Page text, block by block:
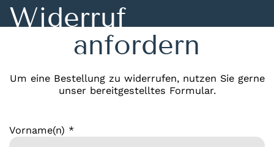
Widerruf
anfordern
Um eine Bestellung zu widerrufen, nutzen Sie gerne
unser bereitgestelltes Formular.
Vorname(n) *